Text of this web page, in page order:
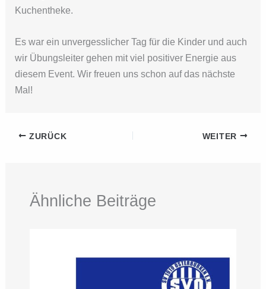
Kuchentheke.
Es war ein unvergesslicher Tag für die Kinder und auch
wir Übungsleiter gehen mit viel positiver Energie aus
diesem Event. Wir freuen uns schon auf das nächste
Mal!
ZURÜCK WEITER
Ähnliche Beiträge